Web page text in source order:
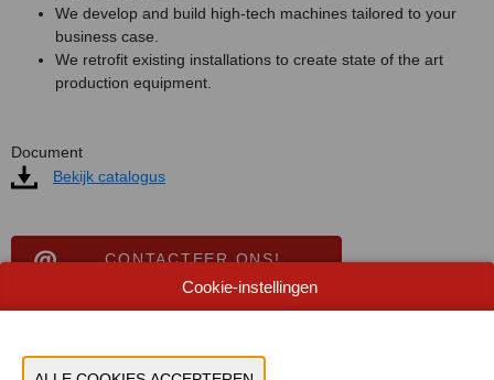
We develop and build high-tech machines tailored to your
business case.
We retrofit existing installations to create state of the art
production equipment.
Document
Bekijk catalogus
CONTACTEER ONS!
Cookie-instellingen